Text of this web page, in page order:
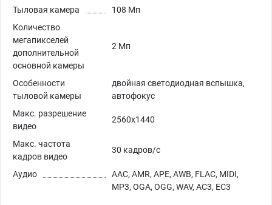
Тыловая камера
108 Мп
Количество
мегапикселей
дополнительной
основной камеры
2 Мп
Особенности
тыловой камеры
двойная светодиодная вспышка,
автофокус
Макс. разрешение
видео
2560х1440
Макс. частота
кадров видео
30 кадров/с
Аудио
AAC, AMR, APE, AWB, FLAC, MIDI,
MP3, OGA, OGG, WAV, AC3, EC3